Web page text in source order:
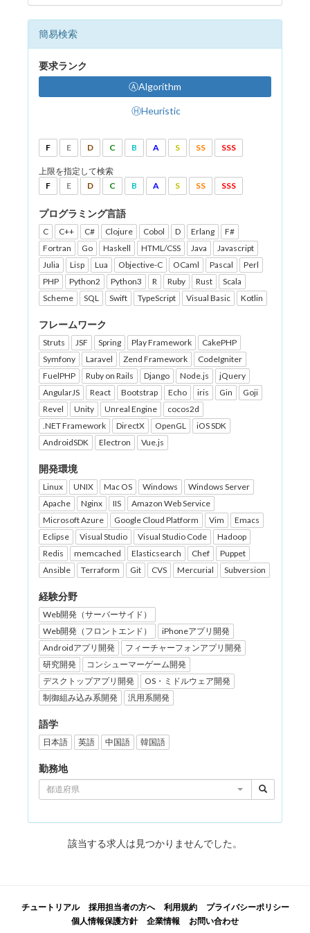
簡易検索
要求ランク
ⒶAlgorithm
ⒽHeuristic
F E D C B A S SS SSS
上限を指定して検索
F
E D C B A S SS SSS
プログラミング言語
C C++ C# Clojure Cobol D Erlang
F#
Fortran
Go Haskell HTML/CSS Java
Javascript
Julia
Lisp Lua Objective-C OCaml Pascal
Perl
PHP
Python2 Python3 R Ruby Rust
Scala
Scheme
SQL Swift TypeScript Visual Basic Kotlin
フレームワーク
Struts JSF Spring Play Framework
CakePHP
Symfony
Laravel Zend Framework
CodeIgniter
FuelPHP
Ruby on Rails Django Node.js
jQuery
AngularJS
React Bootstrap Echo iris Gin
Goji
Revel
Unity Unreal Engine
cocos2d
.NET Framework
DirectX OpenGL
iOS SDK
AndroidSDK
Electron Vue.js
開発環境
Linux UNIX Mac OS Windows
Windows Server
Apache
Nginx IIS
Amazon Web Service
Microsoft Azure
Google Cloud Platform Vim
Emacs
Eclipse
Visual Studio Visual Studio Code
Hadoop
Redis
memcached Elasticsearch Chef
Puppet
Ansible
Terraform Git CVS Mercurial Subversion
経験分野
Web開発（サーバーサイド）
Web開発（フロントエンド）
iPhoneアプリ開発
Androidアプリ開発
フィーチャーフォンアプリ開発
研究開発
コンシューマーゲーム開発
デスクトップアプリ開発
OS・ミドルウェア開発
制御組み込み系開発
汎用系開発
語学
日本語 英語 中国語 韓国語
勤務地
都道府県
該当する求人は見つかりませんでした。
チュートリアル 採用担当者の方へ 利用規約
プライバシーポリシー
個人情報保護方針
企業情報 お問い合わせ